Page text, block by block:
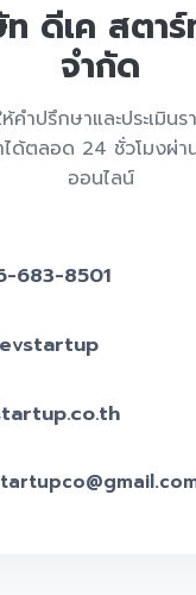
ดีเค สตา
จำกัด
คำปรึกษาและประเมินร
ได้ตลอด 24 ชั่วโมงผ่
ออนไลน์
683-8501